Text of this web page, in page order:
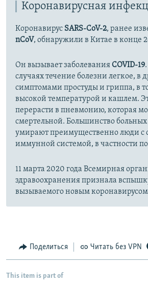
Коронавирусная
Коронавирус SARS-CoV-2, ранее
nCoV, обнаружили в Китае в конце
Он вызывает заболеванияCOVID-19
случаях течение болезни легкое, в
симптомами простуды и гриппа, в
высокой температурой и кашлем.
перерасти в пневмонию, которая
смертельной. Большинство
умирают преимущественно люди с
иммунной системой, в частности
11 марта 2020 года Всемирная
здравоохранения признала
вызываемого новым
Поделиться Читать без VPN
This item is part of